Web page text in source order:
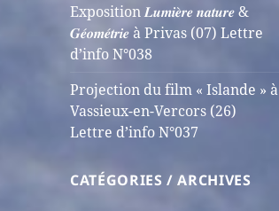
Exposition 𝑳𝒖𝒎𝒊𝒆̀𝒓𝒆 𝒏𝒂𝒕𝒖𝒓𝒆 &
𝑮𝒆́𝒐𝒎𝒆́𝒕𝒓𝒊𝒆 à Privas (07) Lettre
d’info N°038
Projection du film « Islande » à
Vassieux-en-Vercors (26)
Lettre d’info N°037
CATÉGORIES / ARCHIVES